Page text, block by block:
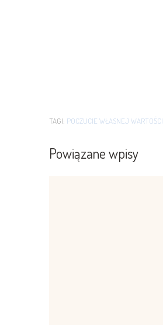
TAGI: POCZUCIE WŁASNEJ WARTOŚCI
Powiązane wpisy